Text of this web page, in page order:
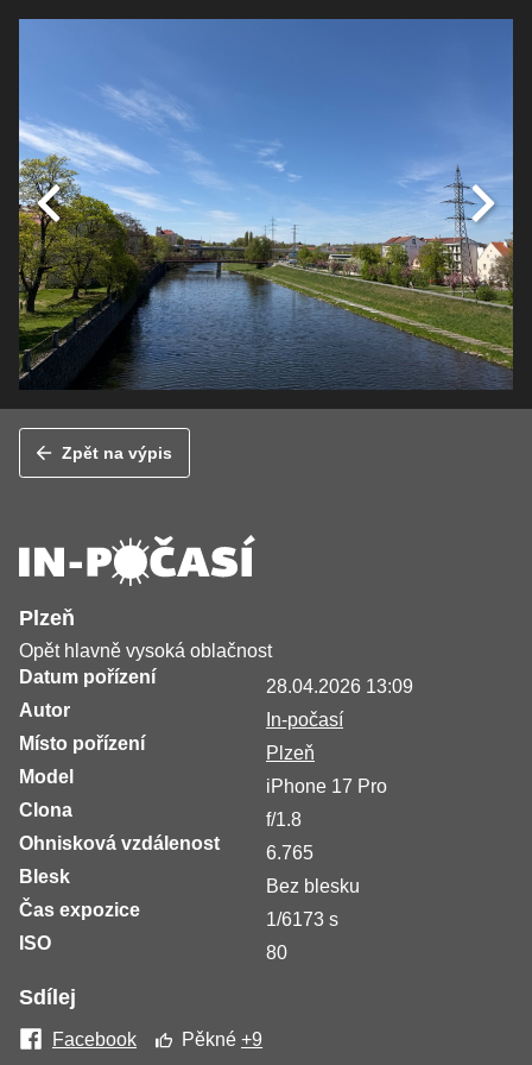
Zpět na výpis
Plzeň
Opět hlavně vysoká oblačnost
Datum pořízení
28.04.2026 13:09
Autor
In-počasí
Místo pořízení
Plzeň
Model
iPhone 17 Pro
Clona
f/1.8
Ohnisková vzdálenost
6.765
Blesk
Bez blesku
Čas expozice
1/6173 s
ISO
80
Sdílej
Facebook Pěkné+9